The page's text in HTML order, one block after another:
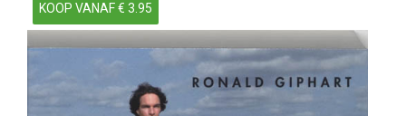
KOOP VANAF € 3.95